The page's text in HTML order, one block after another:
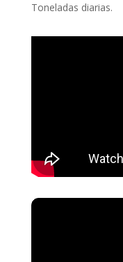
Toneladas diarias.